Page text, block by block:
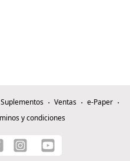
Suplementos Ventas
e-Paper
y condiciones